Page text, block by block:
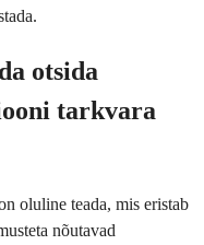
otsida
tarkvara
oluline teada, mis eristab
nõutavad